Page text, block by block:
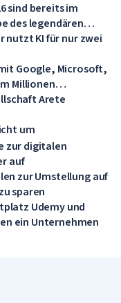
sind bereits im
des legendären
nutzt KI für nur zwei
Google, Microsoft,
Millionen
schulen
Arete
um
zur digitalen
auf
zur Umstellung auf
sparen
Udemy und
ein Unternehmen